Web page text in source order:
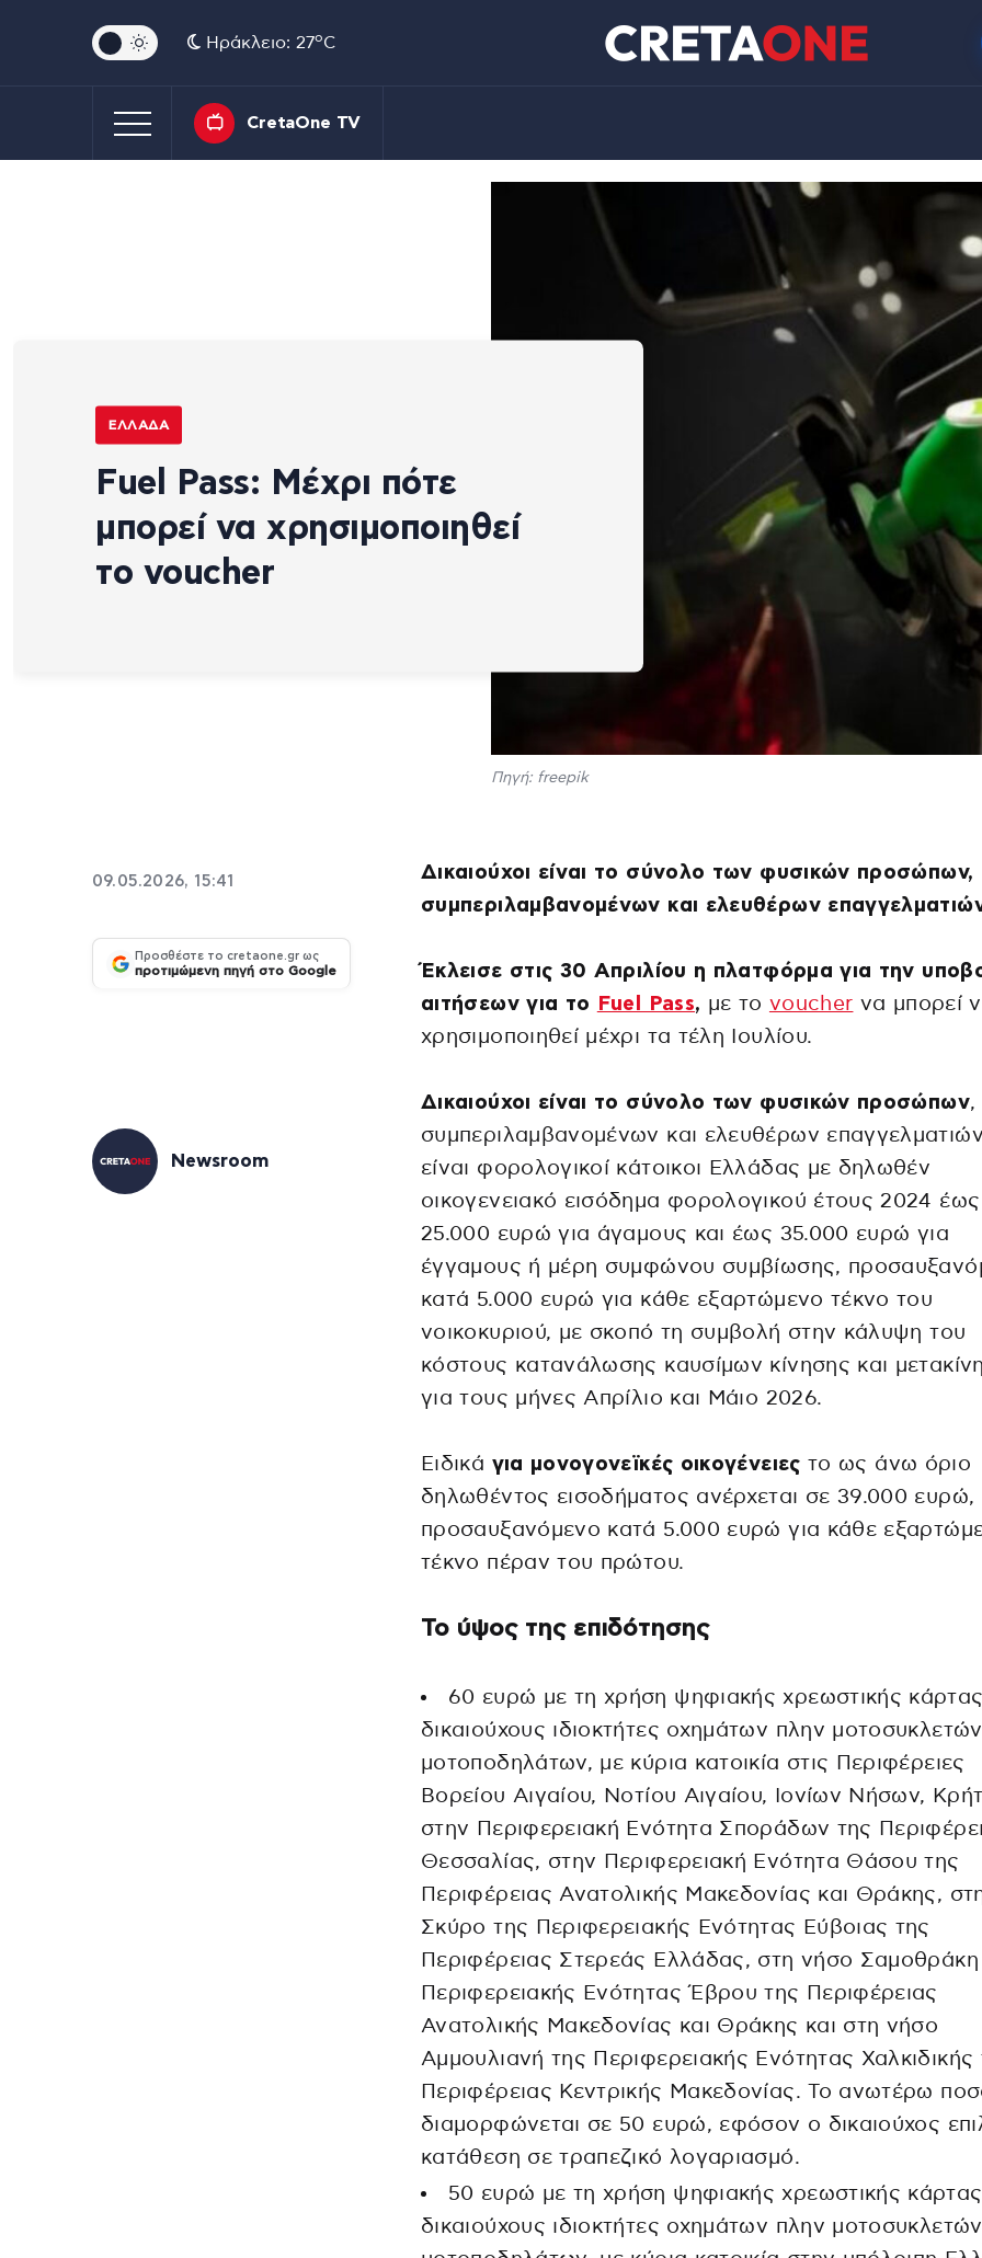
Ηράκλειο: 27oC
CretaOne TV
ΕΛΛΆΔΑ
Fuel Pass: Μέχρι πότε
μπορεί να χρησιμοποιηθεί
το voucher
Πηγή: freepik
09.05.2026, 15:41
Προσθέστε το cretaone.gr ως
προτιμώμενη πηγή στο Google
Newsroom
Δικαιούχοι είναι το σύνολο των φυσικών προσώπων,
συμπεριλαμβανομένων και ελευθέρων
Έκλεισε στις 30 Απριλίου η πλατφόρμα για την
αιτήσεων για το
Fuel Pass, με το voucher να μπορεί
χρησιμοποιηθεί μέχρι τα τέλη Ιουλίου.
Δικαιούχοι είναι το σύνολο των φυσικών προσώπων,
συμπεριλαμβανομένων και ελευθέρων
είναι φορολογικοί κάτοικοι Ελλάδας με δηλωθέν
οικογενειακό εισόδημα φορολογικού έτους 2024 έως
25.000 ευρώ για άγαμους και έως 35.000 ευρώ για
έγγαμους ή μέρη συμφώνου συμβίωσης,
κατά 5.000 ευρώ για κάθε εξαρτώμενο τέκνο του
νοικοκυριού, με σκοπό τη συμβολή στην κάλυψη του
κόστους κατανάλωσης καυσίμων κίνησης και
για τους μήνες Απρίλιο και Μάιο 2026.
Ειδικά για μονογονεϊκές οικογένειες το ως άνω όριο
δηλωθέντος εισοδήματος ανέρχεται σε 39.000 ευρώ,
προσαυξανόμενο κατά 5.000 ευρώ για κάθε
τέκνο πέραν του πρώτου.
Το ύψος της επιδότησης
60 ευρώ με τη χρήση ψηφιακής χρεωστικής
δικαιούχους ιδιοκτήτες οχημάτων πλην
μοτοποδηλάτων, με κύρια κατοικία στις Περιφέρειες
Βορείου Αιγαίου, Νοτίου Αιγαίου, Ιονίων Νήσων,
στην Περιφερειακή Ενότητα Σποράδων της
Θεσσαλίας, στην Περιφερειακή Ενότητα Θάσου της
Περιφέρειας Ανατολικής Μακεδονίας και Θράκης,
Σκύρο της Περιφερειακής Ενότητας Εύβοιας της
Περιφέρειας Στερεάς Ελλάδας, στη νήσο Σαμοθράκη
Περιφερειακής Ενότητας Έβρου της Περιφέρειας
Ανατολικής Μακεδονίας και Θράκης και στη νήσο
Αμμουλιανή της Περιφερειακής Ενότητας Χαλκιδικής
Περιφέρειας Κεντρικής Μακεδονίας. Το ανωτέρω
διαμορφώνεται σε 50 ευρώ, εφόσον ο δικαιούχος
κατάθεση σε τραπεζικό λογαριασμό.
50 ευρώ με τη χρήση ψηφιακής χρεωστικής κάρτας
δικαιούχους ιδιοκτήτες οχημάτων πλην